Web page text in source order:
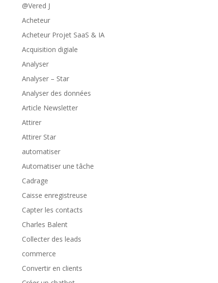
@Vered J
Acheteur
Acheteur Projet SaaS & IA
Acquisition digiale
Analyser
Analyser – Star
Analyser des données
Article Newsletter
Attirer
Attirer Star
automatiser
Automatiser une tâche
Cadrage
Caisse enregistreuse
Capter les contacts
Charles Balent
Collecter des leads
commerce
Convertir en clients